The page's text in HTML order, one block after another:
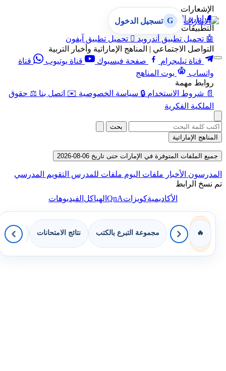
الإشعارات
🔔 إدارة الإشعارات
التطبيقات
🤖 تحميل تطبيق أندرويد  تحميل تطبيق آيفون
التواصل الاجتماعي | المناهج الإماراتية وأخبار التربية
قناة تيليجرام
صفحة فيسبوك قناة يوتيوب
قناة
واتساب
بوت المناهج
روابط مهمة
📄 شروط الاستخدام 🔒 سياسة الخصوصية ✉️ اتصل بنا ⚖️ حقوق
الملكية الفكرية
G تسجيل الدخول
بحث
المناهج الإماراتية
جميع الملفات المتوفرة في الإمارات حتى تاريخ 06-08-2026
المدرسون الأخبار ملفات اليوم ملفات للمدرس التقويم المدرسي
تم نسخ الرابط
الأكاديميةكويزاتQnAالهياكلالفيديوهات
🔥 مجموعة التبرع بالكتب نتائج الامتحانات